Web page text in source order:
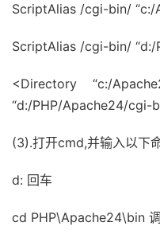
ScriptAlias /cgi-bin/ “c:/
ScriptAlias /cgi-bin/
<Directory “c:/
“d:/PHP/Apache24/cgi-
(3).打开cmd,并输入以下
d: 回车
cd PHP\Apache24\bin